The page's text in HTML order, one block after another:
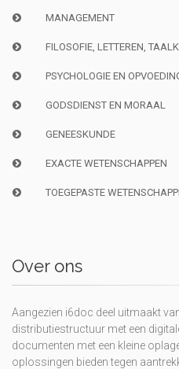
MANAGEMENT
FILOSOFIE, LETTEREN,
PSYCHOLOGIE EN
GODSDIENST EN MORAAL
GENEESKUNDE
EXACTE WETENSCHAPPEN
TOEGEPASTE
Over ons
Aangezien i6doc deel uitmaakt
distributiestructuur met een
documenten met een kleine
oplossingen bieden tegen